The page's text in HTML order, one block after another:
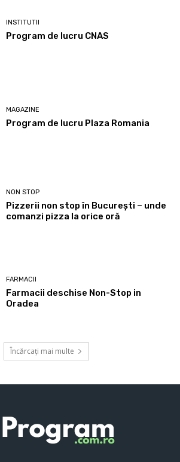
INSTITUTII
Program de lucru CNAS
MAGAZINE
Program de lucru Plaza Romania
NON STOP
Pizzerii non stop în București – unde
comanzi pizza la orice oră
FARMACII
Farmacii deschise Non-Stop in
Oradea
Încărcați mai multe